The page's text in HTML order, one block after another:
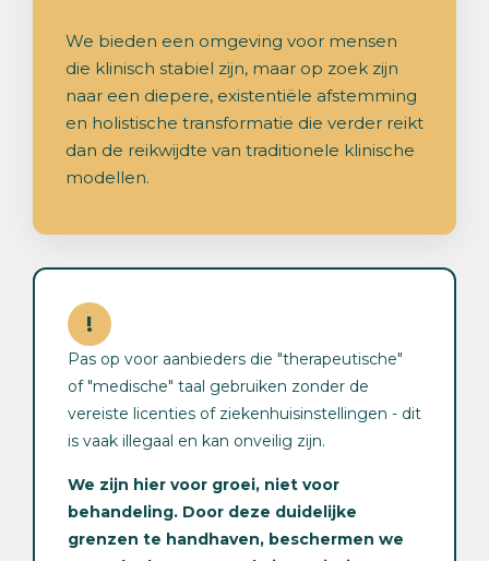
We bieden een omgeving voor mensen
die klinisch stabiel zijn, maar op zoek zijn
naar een diepere, existentiële afstemming
en holistische transformatie die verder reikt
dan de reikwijdte van traditionele klinische
modellen.
!
Pas op voor aanbieders die "therapeutische"
of "medische" taal gebruiken zonder de
vereiste licenties of ziekenhuisinstellingen - dit
is vaak illegaal en kan onveilig zijn.
We zijn hier voor groei, niet voor
behandeling. Door deze duidelijke
grenzen te handhaven, beschermen we